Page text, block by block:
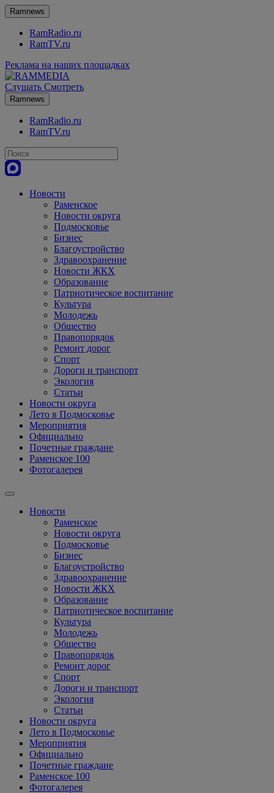
Ramnews
RamRadio.ru
RamTV.ru
Реклама на наших площадках
Слушать Смотреть
Ramnews
RamRadio.ru
RamTV.ru
Новости
Раменское
Новости округа
Подмосковье
Бизнес
Благоустройство
Здравоохранение
Новости ЖКХ
Образование
Патриотическое воспитание
Культура
Молодежь
Общество
Правопорядок
Ремонт дорог
Спорт
Дороги и транспорт
Экология
Статьи
Новости округа
Лето в Подмосковье
Мероприятия
Официально
Почетные граждане
Раменское 100
Фотогалерея
Новости
Раменское
Новости округа
Подмосковье
Бизнес
Благоустройство
Здравоохранение
Новости ЖКХ
Образование
Патриотическое воспитание
Культура
Молодежь
Общество
Правопорядок
Ремонт дорог
Спорт
Дороги и транспорт
Экология
Статьи
Новости округа
Лето в Подмосковье
Мероприятия
Официально
Почетные граждане
Раменское 100
Фотогалерея